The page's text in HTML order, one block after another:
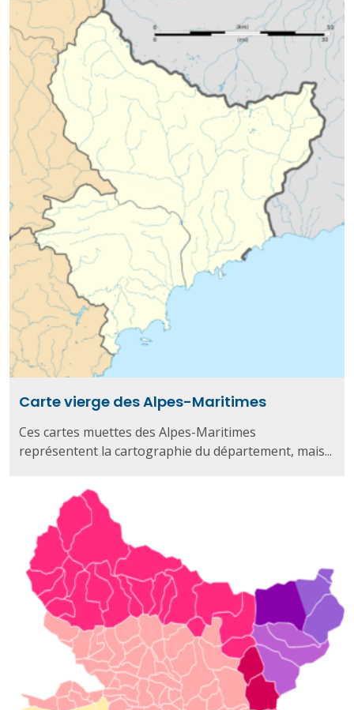
Carte vierge des Alpes-Maritimes
Ces cartes muettes des Alpes-Maritimes
représentent la cartographie du département, mais...